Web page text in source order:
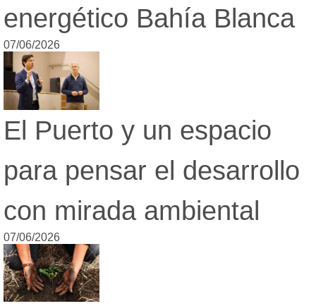
energético Bahía Blanca
07/06/2026
El Puerto y un espacio
para pensar el desarrollo
con mirada ambiental
07/06/2026